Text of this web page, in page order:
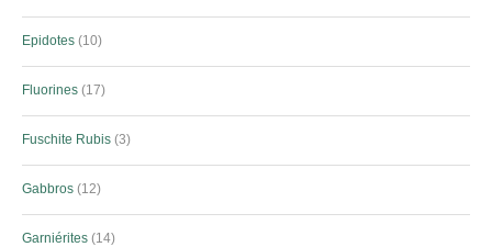
Epidotes 10
Fluorines 17
Fuschite Rubis 3
Gabbros 12
Garniérites 14